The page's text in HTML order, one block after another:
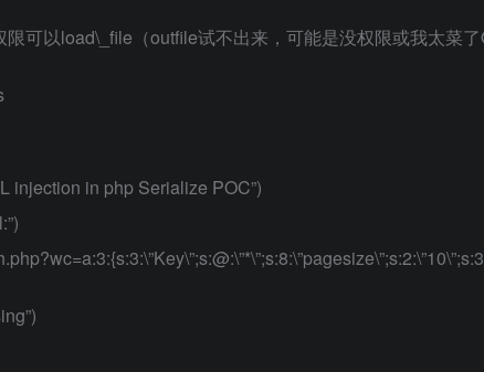
可以load\_file（outfile试不出来，可能是没权限或我太菜了
injection in php Serialize POC”)